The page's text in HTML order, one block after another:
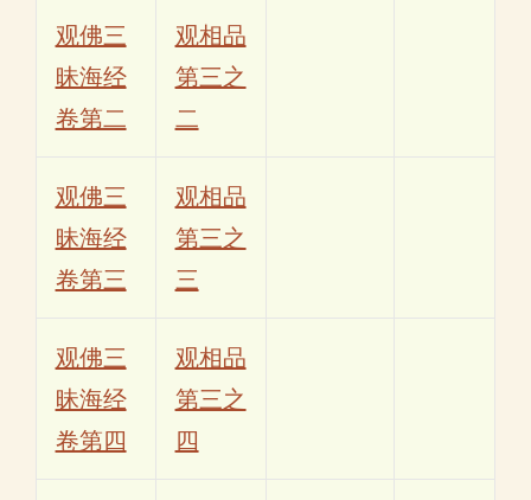
观佛三
昧海经
卷第二
观相品
第三之
二
观佛三
昧海经
卷第三
观相品
第三之
三
观佛三
昧海经
卷第四
观相品
第三之
四